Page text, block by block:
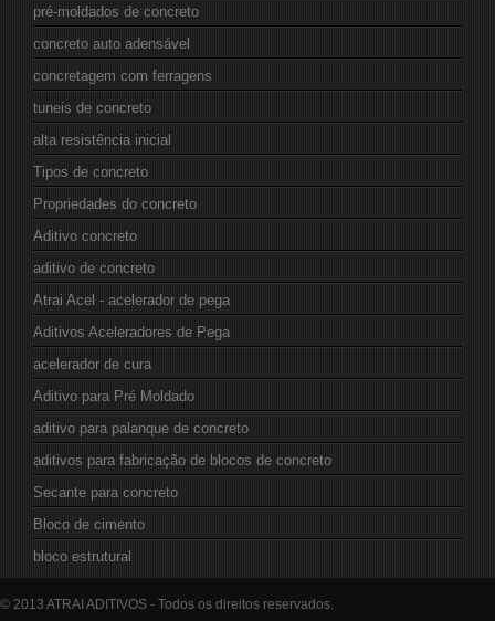
pré-moldados de concreto
concreto auto adensável
concretagem com ferragens
tuneis de concreto
alta resistência inicial
Tipos de concreto
Propriedades do concreto
Aditivo concreto
aditivo de concreto
Atrai Acel - acelerador de pega
Aditivos Aceleradores de Pega
acelerador de cura
Aditivo para Pré Moldado
aditivo para palanque de concreto
aditivos para fabricação de blocos de concreto
Secante para concreto
Bloco de cimento
bloco estrutural
© 2013 ATRAI ADITIVOS - Todos os direitos reservados.